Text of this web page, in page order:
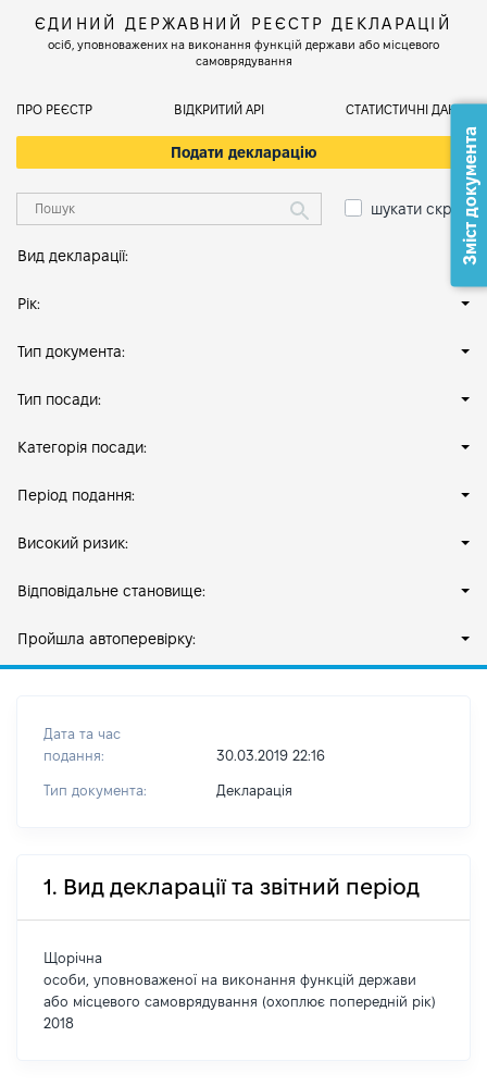
ЄДИНИЙ ДЕРЖАВНИЙ РЕЄСТР ДЕКЛАРАЦІЙ
осіб, уповноважених на виконання функцій держави або місцевого
самоврядування
ПРО РЕЄСТР ВІДКРИТИЙ АРІ СТАТИСТИЧНІ ДАНІ
Подати декларацію
шукати скрізь
Вид декларації:
Рік:
Тип документа:
Тип посади:
Категорія посади:
Період подання:
Високий ризик:
Відповідальне становище:
Пройшла автоперевірку:
Дата та час
подання:
30.03.2019 22:16
Тип документа: Декларація
1. Вид декларації та звітний період
Щорічна
особи, уповноваженої на виконання функцій держави
або місцевого самоврядування (охоплює попередній рік)
2018
Зміст документа